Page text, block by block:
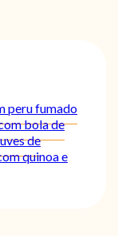
peru fumado
bola de
de
quinoa e